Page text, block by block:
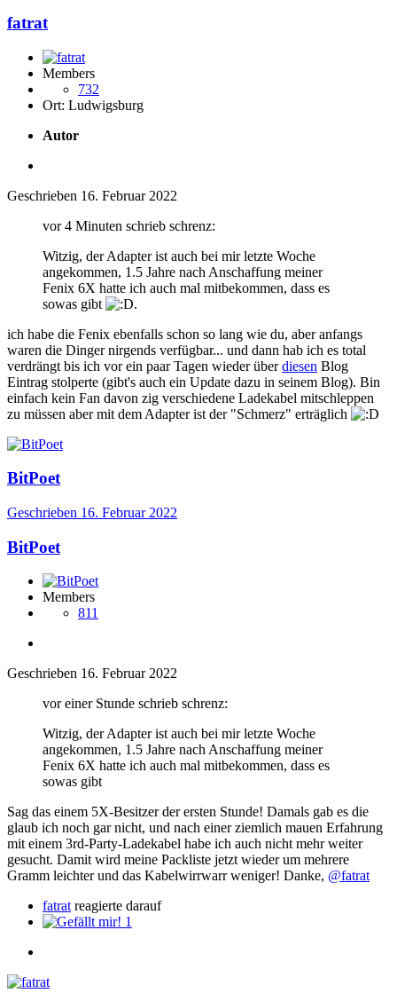
fatrat
Members
732
Ort: Ludwigsburg
Autor
Geschrieben 16. Februar 2022
vor 4 Minuten schrieb schrenz:
Witzig, der Adapter ist auch bei mir letzte Woche
angekommen, 1.5 Jahre nach Anschaffung meiner
Fenix 6X hatte ich auch mal mitbekommen, dass es
sowas gibt
.
ich habe die Fenix ebenfalls schon so lang wie du, aber anfangs
waren die Dinger nirgends verfügbar... und dann hab ich es total
verdrängt bis ich vor ein paar Tagen wieder überdiesen Blog
Eintrag stolperte (gibt's auch ein Update dazu in seinem Blog). Bin
einfach kein Fan davon zig verschiedene Ladekabel mitschleppen
zu müssen aber mit dem Adapter ist der "Schmerz" erträglich
BitPoet
Geschrieben 16. Februar 2022
BitPoet
Members
811
Geschrieben 16. Februar 2022
vor einer Stunde schrieb schrenz:
Witzig, der Adapter ist auch bei mir letzte Woche
angekommen, 1.5 Jahre nach Anschaffung meiner
Fenix 6X hatte ich auch mal mitbekommen, dass es
sowas gibt
Sag das einem 5X-Besitzer der ersten Stunde! Damals gab es die
glaub ich noch gar nicht, und nach einer ziemlich mauen Erfahrung
mit einem 3rd-Party-Ladekabel habe ich auch nicht mehr weiter
gesucht. Damit wird meine Packliste jetzt wieder um mehrere
Gramm leichter und das Kabelwirrwarr weniger! Danke, @fatrat
fatratreagierte darauf
1